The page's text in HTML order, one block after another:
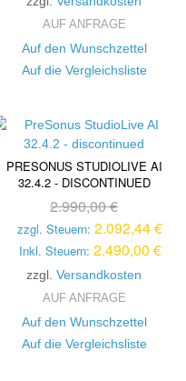
AUF ANFRAGE
Auf den Wunschzettel
Auf die Vergleichsliste
PRESONUS STUDIOLIVE AI
32.4.2 - DISCONTINUED
2.990,00 €
zzgl. Steuern: 2.092,44 €
Inkl. Steuern: 2.490,00 €
zzgl.Versandkosten
AUF ANFRAGE
Auf den Wunschzettel
Auf die Vergleichsliste